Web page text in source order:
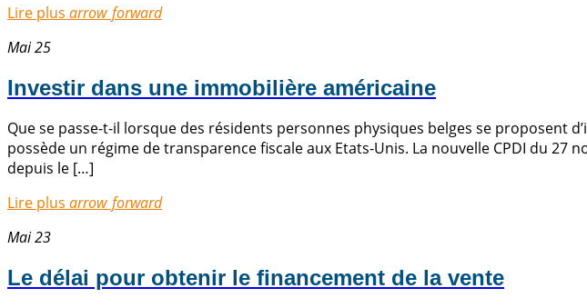
Lire plus arrow_forward
Mai 25
Investir dans une immobilière américaine
Que se passe-t-il lorsque des résidents personnes physiques belges se proposent
possède un régime de transparence fiscale aux Etats-Unis. La nouvelle CPDI du
depuis le […]
Lire plus arrow_forward
Mai 23
Le délai pour obtenir le financement de la vente